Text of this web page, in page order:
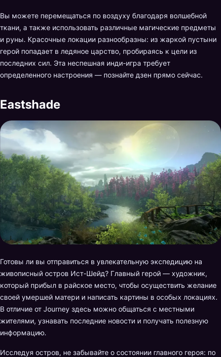
Вы можете перемещаться по воздуху благодаря волшебной
ткани, а также использовать различные магические предметы
и руны. Красочные локации разнообразны: из жаркой пустыни
герой попадает в ледяное царство, пробираясь к цели из
последних сил. Эта неспешная инди-игра требует
определенного настроения — познайте дзен прямо сейчас.
Eastshade
Готовы ли вы отправиться в увлекательную экспедицию на
живописный остров Ист-Шейд? Главный герой — художник,
который прибыл в райское место, чтобы осуществить желание
своей умершей матери и написать картины в особых локациях.
В отличие от Journey здесь можно общаться с местными
жителями, узнавать последние новости и получать полезную
информацию.
Исследуя остров, не забывайте о состоянии главного героя: по